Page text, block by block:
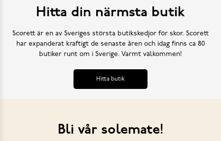
Hitta din närmsta butik
Scorett är en av Sveriges största butikskedjor för skor. Scorett
har expanderat kraftigt de senaste åren och idag finns ca 80
butiker runt om i Sverige. Varmt välkommen!
Hitta butik
Bli vår solemate!